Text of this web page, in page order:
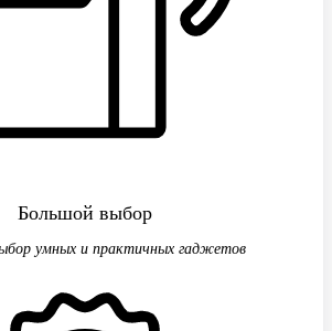
Большой выбор
умных и практичных гаджетов